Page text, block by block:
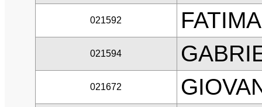
021592
021594
021672